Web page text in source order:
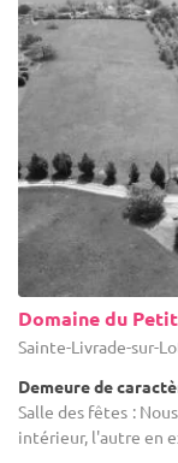
Domaine du
Sainte-Livrade-sur-
Demeure de
Salle des fêtes :
intérieur, l'autre en